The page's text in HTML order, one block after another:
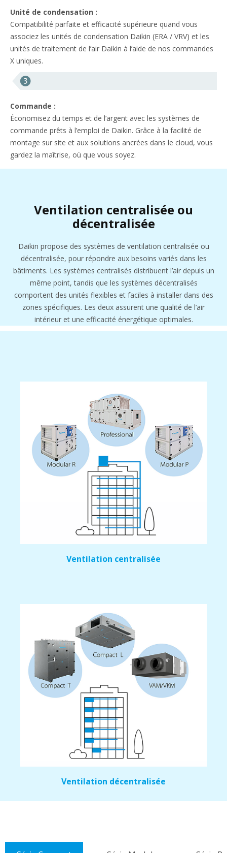
Unité de condensation :
Compatibilité parfaite et efficacité supérieure quand vous
associez les unités de condensation Daikin (ERA / VRV) et les
unités de traitement de l’air Daikin à l’aide de nos commandes
X uniques.
Commande :
Économisez du temps et de l’argent avec les systèmes de
commande prêts à l’emploi de Daikin. Grâce à la facilité de
montage sur site et aux solutions ancrées dans le cloud, vous
gardez la maîtrise, où que vous soyez.
Ventilation centralisée ou
décentralisée
Daikin propose des systèmes de ventilation centralisée ou
décentralisée, pour répondre aux besoins variés dans les
bâtiments. Les systèmes centralisés distribuent l’air depuis un
même point, tandis que les systèmes décentralisés
comportent des unités flexibles et faciles à installer dans des
zones spécifiques. Les deux assurent une qualité de l’air
intérieur et une efficacité énergétique optimales.
Ventilation centralisée
Ventilation décentralisée